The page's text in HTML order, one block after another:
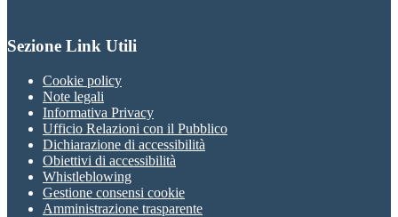
Sezione Link Utili
Cookie policy
Note legali
Informativa Privacy
Ufficio Relazioni con il Pubblico
Dichiarazione di accessibilità
Obiettivi di accessibilità
Whistleblowing
Gestione consensi cookie
Amministrazione trasparente